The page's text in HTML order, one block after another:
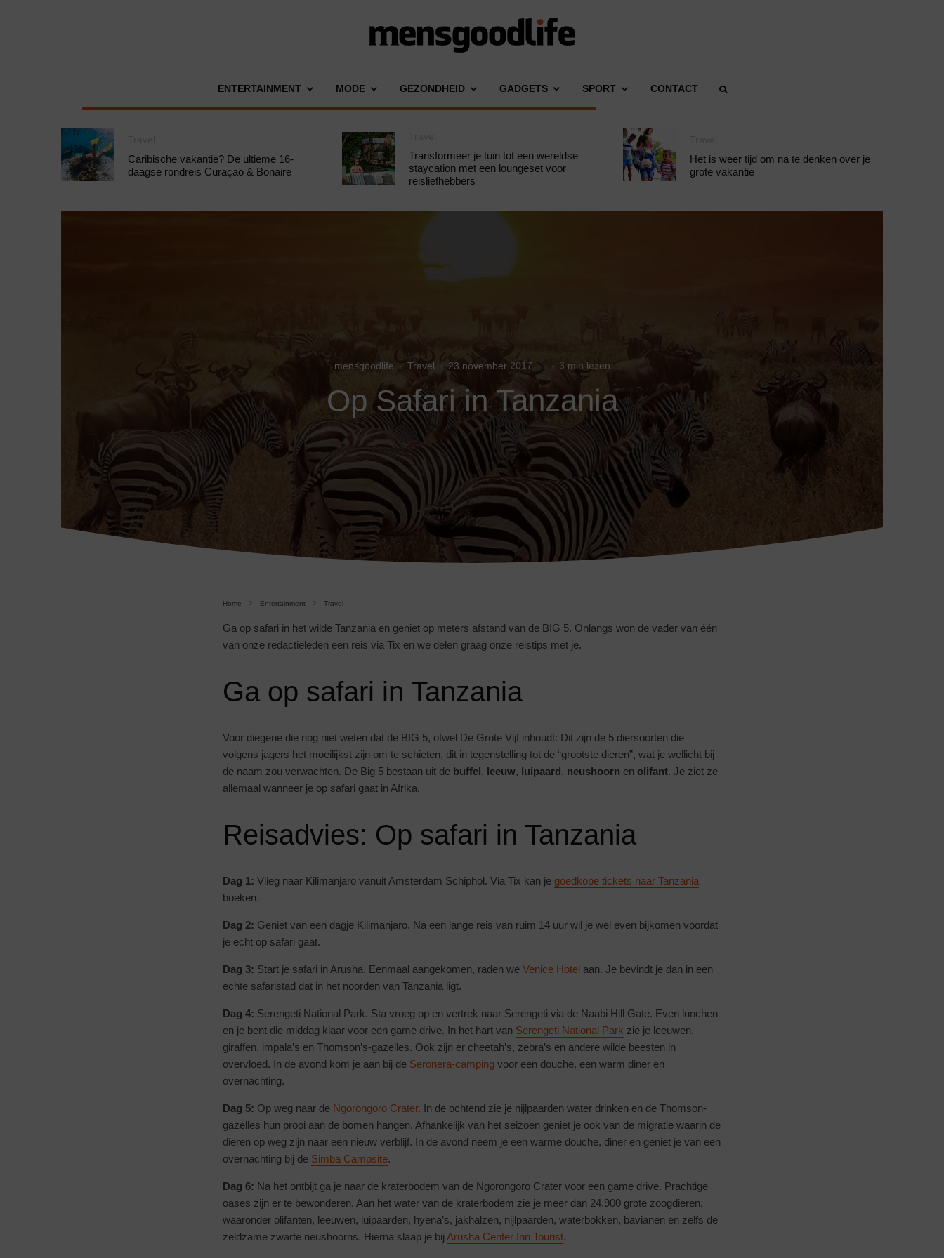
ENTERTAINMENT MODE GEZONDHEID GADGETS SPORT CONTACT
Caribische vakantie? De ultieme 16-
daagse rondreis Curaçao & Bonaire
Transformeer je tuin tot een wereldse
staycation met een loungeset voor
reisliefhebbers
Het is weer tijd om na te denken over je
grote vakantie
mensgoodlife · Travel · 23 november 2017 · · 3 min lezen
Op Safari in Tanzania
Home Entertainment Travel
Ga op safari in het wilde Tanzania en geniet op meters afstand van de BIG 5. Onlangs won de vader van één
van onze redactieleden een reis via Tix en we delen graag onze reistips met je.
Ga op safari in Tanzania
Voor diegene die nog niet weten dat de BIG 5, ofwel De Grote Vijf inhoudt: Dit zijn de 5 diersoorten die
volgens jagers het moeilijkst zijn om te schieten, dit in tegenstelling tot de “grootste dieren”, wat je wellicht bij
de naam zou verwachten. De Big 5 bestaan uit de buffel, leeuw, luipaard, neushoorn en olifant. Je ziet ze
allemaal wanneer je op safari gaat in Afrika.
Reisadvies: Op safari in Tanzania
Dag 1: Vlieg naar Kilimanjaro vanuit Amsterdam Schiphol. Via Tix kan je goedkope tickets naar Tanzania
boeken.
Dag 2: Geniet van een dagje Kilimanjaro. Na een lange reis van ruim 14 uur wil je wel even bijkomen voordat
je echt op safari gaat.
Dag 3: Start je safari in Arusha. Eenmaal aangekomen, raden we Venice Hotel aan. Je bevindt je dan in een
echte safaristad dat in het noorden van Tanzania ligt.
Dag 4: Serengeti National Park. Sta vroeg op en vertrek naar Serengeti via de Naabi Hill Gate. Even lunchen
en je bent die middag klaar voor een game drive. In het hart van Serengeti National Park zie je leeuwen,
giraffen, impala’s en Thomson’s-gazelles. Ook zijn er cheetah’s, zebra’s en andere wilde beesten in
overvloed. In de avond kom je aan bij de Seronera-camping voor een douche, een warm diner en
overnachting.
Dag 5: Op weg naar de Ngorongoro Crater. In de ochtend zie je nijlpaarden water drinken en de Thomson-
gazelles hun prooi aan de bomen hangen. Afhankelijk van het seizoen geniet je ook van de migratie waarin de
dieren op weg zijn naar een nieuw verblijf. In de avond neem je een warme douche, diner en geniet je van een
overnachting bij de Simba Campsite.
Dag 6: Na het ontbijt ga je naar de kraterbodem van de Ngorongoro Crater voor een game drive. Prachtige
oases zijn er te bewonderen. Aan het water van de kraterbodem zie je meer dan 24.900 grote zoogdieren,
waaronder olifanten, leeuwen, luipaarden, hyena’s, jakhalzen, nijlpaarden, waterbokken, bavianen en zelfs de
zeldzame zwarte neushoorns. Hierna slaap je bij Arusha Center Inn Tourist.